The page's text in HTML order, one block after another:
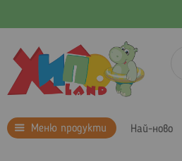
Меню продукти Най-ново